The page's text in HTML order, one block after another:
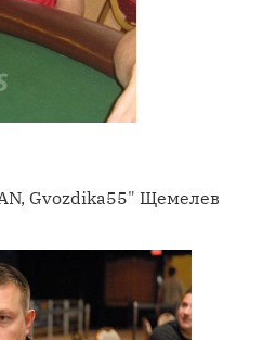
Gvozdika55" Щемелев